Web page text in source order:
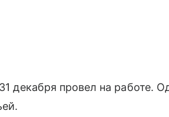
декабря провел на работе.